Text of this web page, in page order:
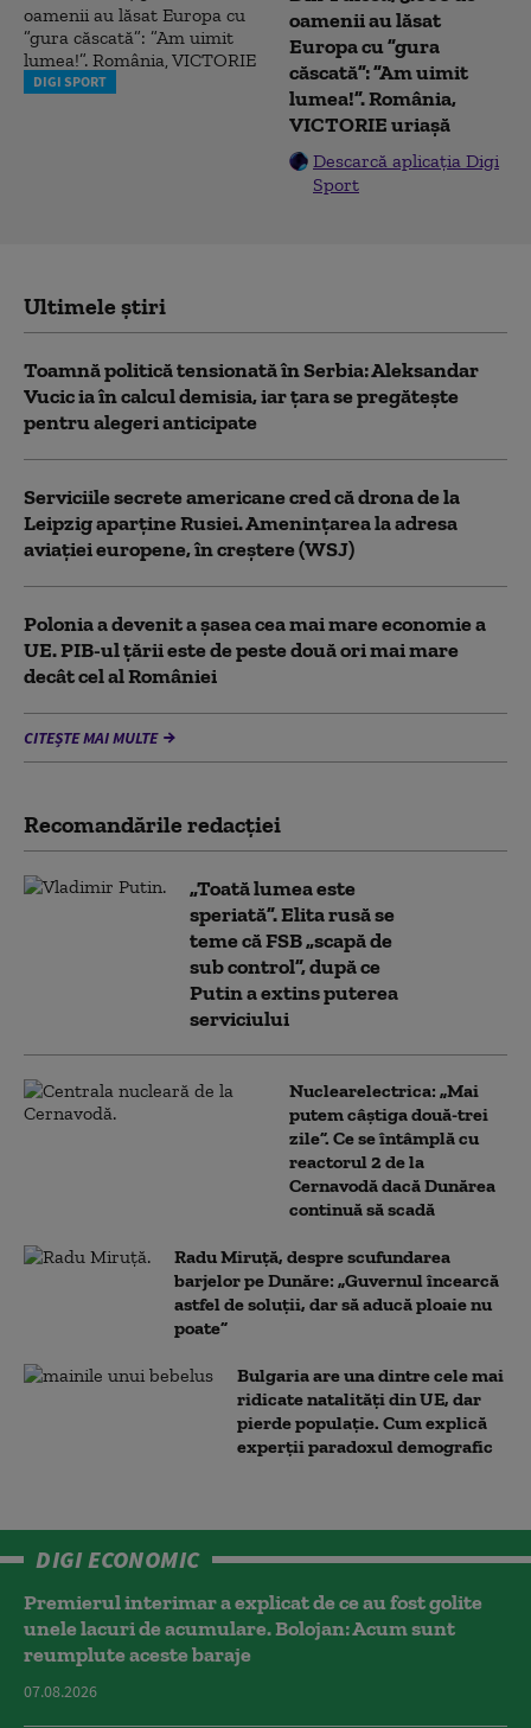
DIGI SPORT
oamenii au lăsat
Europa cu ”gura
căscată”: ”Am uimit
lumea!”. România,
VICTORIE uriașă
Descarcă aplicația Digi
Sport
Ultimele știri
Toamnă politică tensionată în Serbia: Aleksandar
Vucic ia în calcul demisia, iar țara se pregătește
pentru alegeri anticipate
Serviciile secrete americane cred că drona de la
Leipzig aparține Rusiei. Amenințarea la adresa
aviației europene, în creștere (WSJ)
Polonia a devenit a șasea cea mai mare economie a
UE. PIB-ul țării este de peste două ori mai mare
decât cel al României
CITEȘTE MAI MULTE
Recomandările redacţiei
„Toată lumea este
speriată”. Elita rusă se
teme că FSB „scapă de
sub control”, după ce
Putin a extins puterea
serviciului
Nuclearelectrica: „Mai
putem câștiga două-trei
zile”. Ce se întâmplă cu
reactorul 2 de la
Cernavodă dacă Dunărea
continuă să scadă
Radu Miruță, despre scufundarea
barjelor pe Dunăre: „Guvernul încearcă
astfel de soluții, dar să aducă ploaie nu
poate”
Bulgaria are una dintre cele mai
ridicate natalități din UE, dar
pierde populație. Cum explică
experții paradoxul demografic
DIGI ECONOMIC
Premierul interimar a explicat de ce au fost golite
unele lacuri de acumulare. Bolojan: Acum sunt
reumplute aceste baraje
07.08.2026